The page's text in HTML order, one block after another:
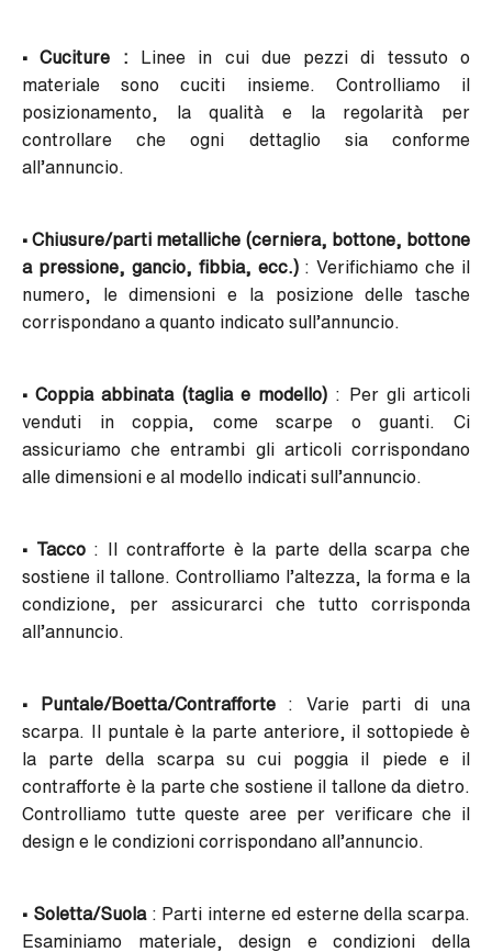
• Cuciture : Linee in cui due pezzi di tessuto o
materiale sono cuciti insieme. Controlliamo il
posizionamento, la qualità e la regolarità per
controllare che ogni dettaglio sia conforme
all’annuncio.
• Chiusure/parti metalliche (cerniera, bottone, bottone
a pressione, gancio, fibbia, ecc.): Verifichiamo che il
numero, le dimensioni e la posizione delle tasche
corrispondano a quanto indicato sull’annuncio.
• Coppia abbinata (taglia e modello) : Per gli articoli
venduti in coppia, come scarpe o guanti. Ci
assicuriamo che entrambi gli articoli corrispondano
alle dimensioni e al modello indicati sull’annuncio.
• Tacco: Il contrafforte è la parte della scarpa che
sostiene il tallone. Controlliamo l’altezza, la forma e la
condizione, per assicurarci che tutto corrisponda
all’annuncio.
• Puntale/Boetta/Contrafforte: Varie parti di una
scarpa. Il puntale è la parte anteriore, il sottopiede è
la parte della scarpa su cui poggia il piede e il
contrafforte è la parte che sostiene il tallone da dietro.
Controlliamo tutte queste aree per verificare che il
design e le condizioni corrispondano all’annuncio.
• Soletta/Suola: Parti interne ed esterne della scarpa.
Esaminiamo materiale, design e condizioni della